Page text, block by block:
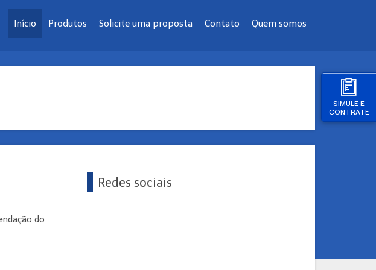
SIMULE E
CONTRATE
Início Produtos Solicite uma proposta Contato Quem somos
do
Redes sociais